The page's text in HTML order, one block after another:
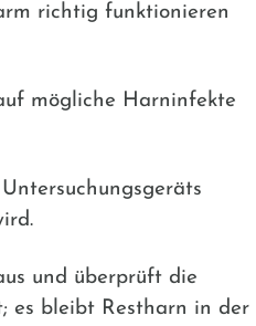
richtig funktionieren
mögliche Harninfekte
und überprüft die
es bleibt Restharn in der